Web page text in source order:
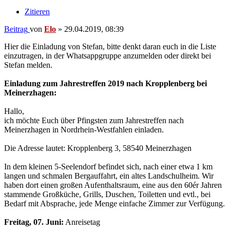
Zitieren
Beitrag von Elo » 29.04.2019, 08:39
Hier die Einladung von Stefan, bitte denkt daran euch in die Liste
einzutragen, in der Whatsappgruppe anzumelden oder direkt bei
Stefan melden.
Einladung zum Jahrestreffen 2019 nach Kropplenberg bei
Meinerzhagen:
Hallo,
ich möchte Euch über Pfingsten zum Jahrestreffen nach
Meinerzhagen in Nordrhein-Westfahlen einladen.
Die Adresse lautet: Kropplenberg 3, 58540 Meinerzhagen
In dem kleinen 5-Seelendorf befindet sich, nach einer etwa 1 km
langen und schmalen Bergauffahrt, ein altes Landschulheim. Wir
haben dort einen großen Aufenthaltsraum, eine aus den 60ér Jahren
stammende Großküche, Grills, Duschen, Toiletten und evtl., bei
Bedarf mit Absprache, jede Menge einfache Zimmer zur Verfügung.
Freitag, 07. Juni: Anreisetag